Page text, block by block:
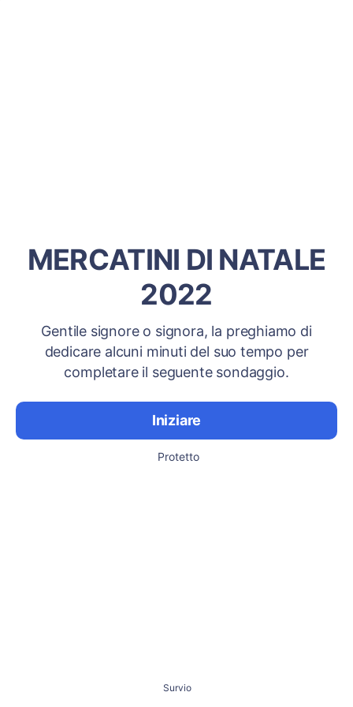
MERCATINI DI NATALE
2022
Gentile signore o signora, la preghiamo di
dedicare alcuni minuti del suo tempo per
completare il seguente sondaggio.
Iniziare
Protetto
Survio